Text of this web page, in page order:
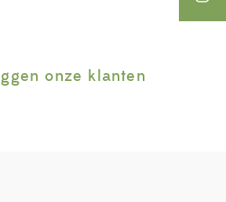
onze klanten